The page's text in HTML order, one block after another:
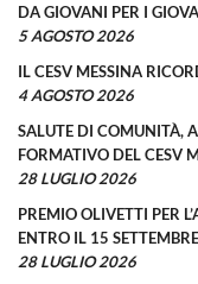
DA GIOVANI PER I
5 AGOSTO 2026
IL CESV MESSINA
4 AGOSTO 2026
SALUTE DI COMUNITÀ,
FORMATIVO DEL CESV
28 LUGLIO 2026
PREMIO OLIVETTI PER
ENTRO IL 15 SETTEMBRE
28 LUGLIO 2026